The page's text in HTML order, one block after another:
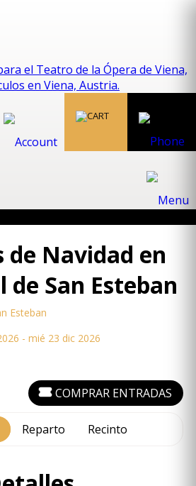
de Navidad en
de San Esteban
Esteban
- mié 23 dic 2026
Reparto Recinto
COMPRAR ENTRADAS